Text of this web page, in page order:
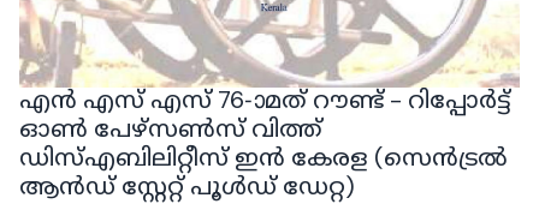
എൻ എസ് എസ് 76-ാമത് റൗണ്ട് - റിപ്പോർട്ട്
ഓൺ പേഴ്സൺസ് വിത്ത്
ഡിസ്എബിലിറ്റീസ് ഇൻ കേരള (സെൻട്രൽ
ആൻഡ് സ്റ്റേറ്റ് പൂൾഡ് ഡേറ്റ)